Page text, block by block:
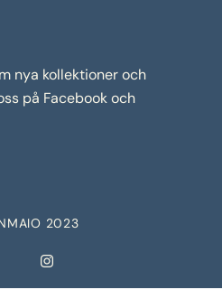
nya kollektioner och
på Facebook och
2023